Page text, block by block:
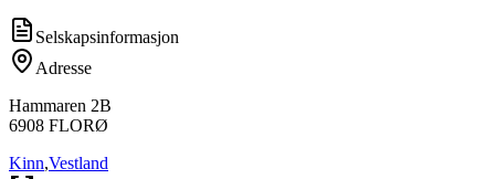
Selskapsinformasjon
Adresse
Hammaren 2B
6908 FLORØ
Kinn,Vestland